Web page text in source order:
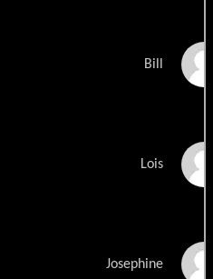
Bill
Lois
Josephine